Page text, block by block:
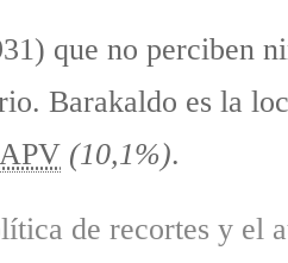
que no perciben
Barakaldo es la
(10,1%).
de recortes y el